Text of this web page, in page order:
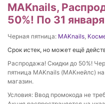
MAKnails,
50%! По 31
Черная пятница: MAKnails
Срок истек, но может ещё
Распродажа! Скидки до 50%!
пятница MAKnails (МАКнейлс) на
магазин.
Условия: Ввод промокода не